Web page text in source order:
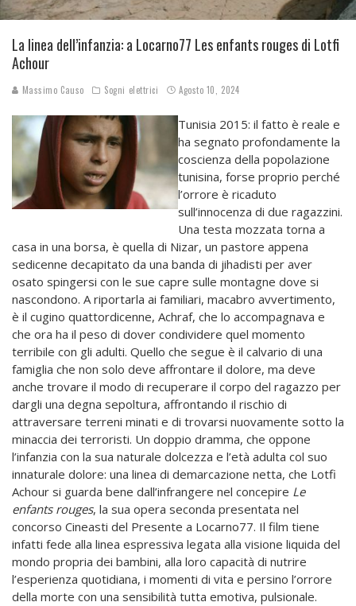
La linea dell’infanzia: a Locarno77 Les enfants rouges di Lotfi
Achour
Massimo Causo Sogni elettrici Agosto 10, 2024
Tunisia 2015: il fatto è reale e
ha segnato profondamente la
coscienza della popolazione
tunisina, forse proprio perché
l’orrore è ricaduto
sull’innocenza di due ragazzini.
Una testa mozzata torna a
casa in una borsa, è quella di Nizar, un pastore appena
sedicenne decapitato da una banda di jihadisti per aver
osato spingersi con le sue capre sulle montagne dove si
nascondono. A riportarla ai familiari, macabro avvertimento,
è il cugino quattordicenne, Achraf, che lo accompagnava e
che ora ha il peso di dover condividere quel momento
terribile con gli adulti. Quello che segue è il calvario di una
famiglia che non solo deve affrontare il dolore, ma deve
anche trovare il modo di recuperare il corpo del ragazzo per
dargli una degna sepoltura, affrontando il rischio di
attraversare terreni minati e di trovarsi nuovamente sotto la
minaccia dei terroristi. Un doppio dramma, che oppone
l’infanzia con la sua naturale dolcezza e l’età adulta col suo
innaturale dolore: una linea di demarcazione netta, che Lotfi
Achour si guarda bene dall’infrangere nel concepire Le
enfants rouges, la sua opera seconda presentata nel
concorso Cineasti del Presente a Locarno77. Il film tiene
infatti fede alla linea espressiva legata alla visione liquida del
mondo propria dei bambini, alla loro capacità di nutrire
l’esperienza quotidiana, i momenti di vita e persino l’orrore
della morte con una sensibilità tutta emotiva, pulsionale.